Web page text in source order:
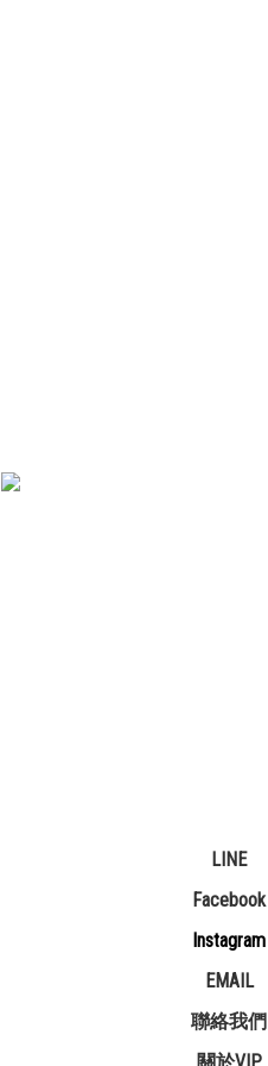
LINE
Facebook
Instagram
EMAIL
聯絡我們